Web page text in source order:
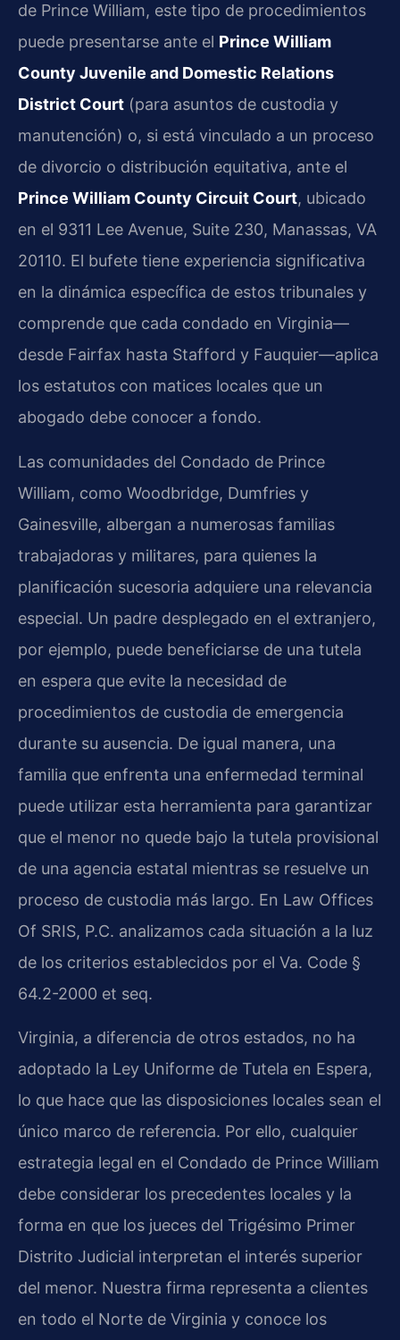
de Prince William, este tipo de procedimientos
puede presentarse ante el Prince William
County Juvenile and Domestic Relations
District Court (para asuntos de custodia y
manutención) o, si está vinculado a un proceso
de divorcio o distribución equitativa, ante el
Prince William County Circuit Court, ubicado
en el 9311 Lee Avenue, Suite 230, Manassas, VA
20110. El bufete tiene experiencia significativa
en la dinámica específica de estos tribunales y
comprende que cada condado en Virginia—
desde Fairfax hasta Stafford y Fauquier—aplica
los estatutos con matices locales que un
abogado debe conocer a fondo.
Las comunidades del Condado de Prince
William, como Woodbridge, Dumfries y
Gainesville, albergan a numerosas familias
trabajadoras y militares, para quienes la
planificación sucesoria adquiere una relevancia
especial. Un padre desplegado en el extranjero,
por ejemplo, puede beneficiarse de una tutela
en espera que evite la necesidad de
procedimientos de custodia de emergencia
durante su ausencia. De igual manera, una
familia que enfrenta una enfermedad terminal
puede utilizar esta herramienta para garantizar
que el menor no quede bajo la tutela provisional
de una agencia estatal mientras se resuelve un
proceso de custodia más largo. En Law Offices
Of SRIS, P.C. analizamos cada situación a la luz
de los criterios establecidos por el Va. Code §
64.2-2000 et seq.
Virginia, a diferencia de otros estados, no ha
adoptado la Ley Uniforme de Tutela en Espera,
lo que hace que las disposiciones locales sean el
único marco de referencia. Por ello, cualquier
estrategia legal en el Condado de Prince William
debe considerar los precedentes locales y la
forma en que los jueces del Trigésimo Primer
Distrito Judicial interpretan el interés superior
del menor. Nuestra firma representa a clientes
en todo el Norte de Virginia y conoce los